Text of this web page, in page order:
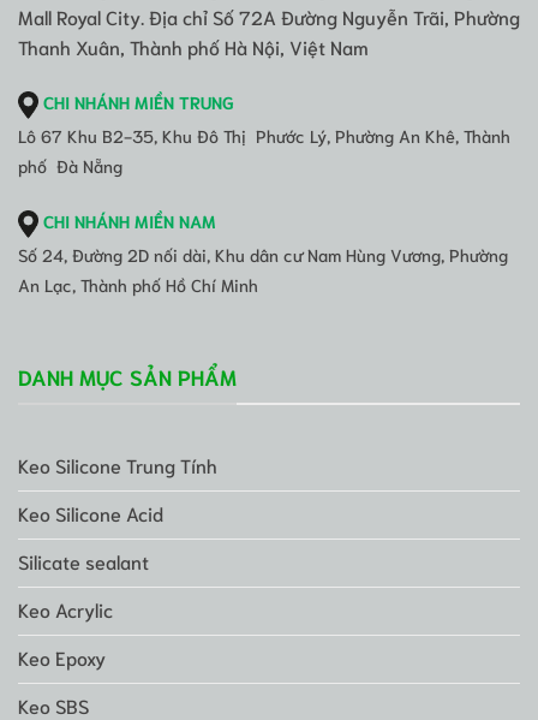
Mall Royal City. Địa chỉ Số 72A Đường Nguyễn Trãi, Phường
Thanh Xuân, Thành phố Hà Nội, Việt Nam
CHI NHÁNH MIỀN TRUNG
Lô 67 Khu B2-35, Khu Đô Thị Phước Lý, Phường An Khê, Thành
phố Đà Nẵng
CHI NHÁNH MIỀN NAM
Số 24, Đường 2D nối dài, Khu dân cư Nam Hùng Vương, Phường
An Lạc, Thành phố Hồ Chí Minh
DANH MỤC SẢN PHẨM
Keo Silicone Trung Tính
Keo Silicone Acid
Silicate sealant
Keo Acrylic
Keo Epoxy
Keo SBS